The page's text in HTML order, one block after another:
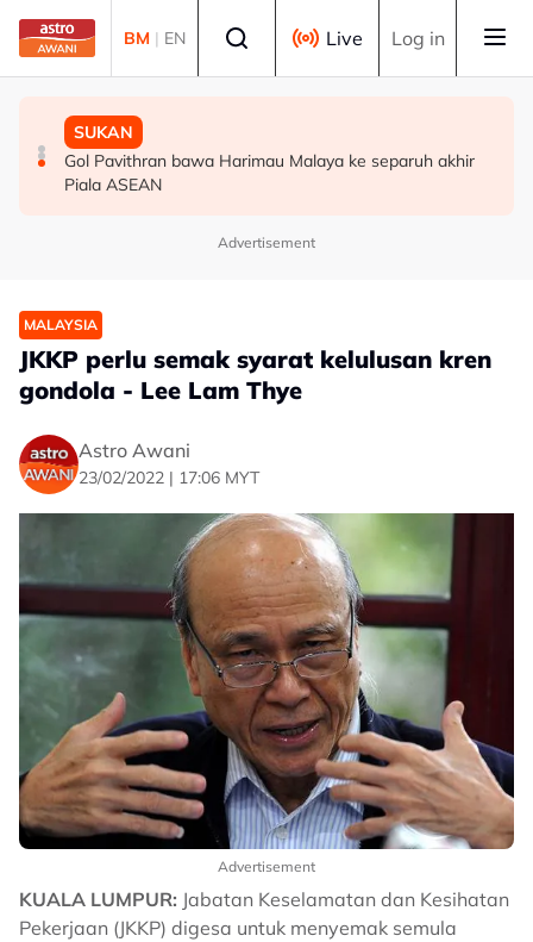
Skip to main content
BM | EN Live Log in
MALAYSIA
Berita tempatan pilihan sepanjang hari ini
MALAYSIA
Bapa lemas cuba selamatkan anak jatuh kolam ikan
SUKAN
Gol Pavithran bawa Harimau Malaya ke separuh akhir
Piala ASEAN
Advertisement
MALAYSIA
JKKP perlu semak syarat kelulusan kren
gondola - Lee Lam Thye
Astro Awani
23/02/2022 | 17:06 MYT
Advertisement
KUALA LUMPUR: Jabatan Keselamatan dan Kesihatan
Pekerjaan (JKKP) digesa untuk menyemak semula